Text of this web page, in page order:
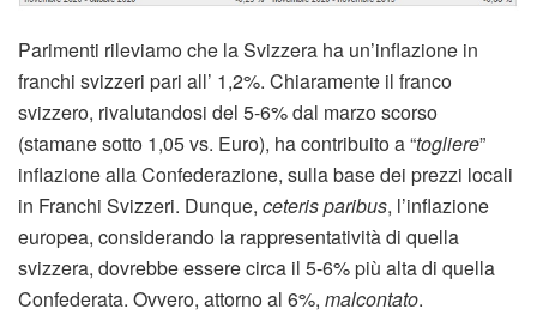
Parimenti rileviamo che la Svizzera ha un’inflazione in
franchi svizzeri pari all’ 1,2%. Chiaramente il franco
svizzero, rivalutandosi del 5-6% dal marzo scorso
(stamane sotto 1,05 vs. Euro), ha contribuito a “togliere”
inflazione alla Confederazione, sulla base dei prezzi locali
in Franchi Svizzeri. Dunque, ceteris paribus, l’inflazione
europea, considerando la rappresentatività di quella
svizzera, dovrebbe essere circa il 5-6% più alta di quella
Confederata. Ovvero, attorno al 6%, malcontato.